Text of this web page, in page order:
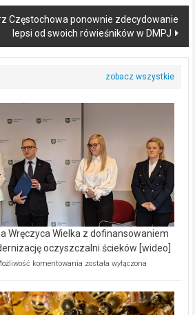
Częstochowa ponownie zdecydowanie
lepsi od swoich rówieśników w DMPJ
Wręczyca Wielka z dofinansowaniem
oczyszczalni ścieków [wideo]
komentowania Ekologiczne
Wręczyca
Wielka
została wyłączona